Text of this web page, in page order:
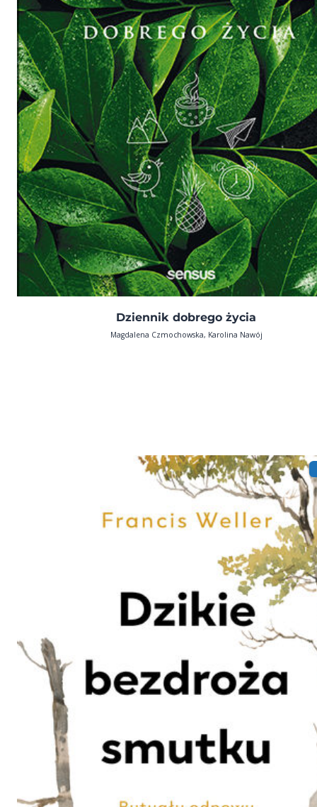
Dziennik dobrego życia
Magdalena Czmochowska, Karolina Nawój